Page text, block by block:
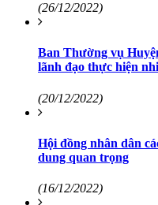
(26/12/2022)
Ban Thường vụ
lãnh đạo thực hiện
(20/12/2022)
Hội đồng nhân dân
dung quan trọng
(16/12/2022)